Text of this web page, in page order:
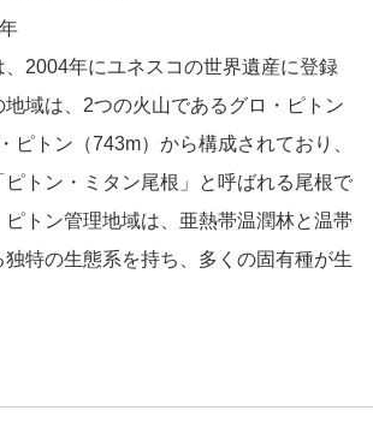
、2004年にユネスコの世界遺産に登録
地域は、2つの火山であるグロ・ピトン
ピトン（743m）から構成されており、
ピトン・ミタン尾根」と呼ばれる尾根で
トン管理地域は、亜熱帯温潤林と温帯
特の生態系を持ち、多くの固有種が生